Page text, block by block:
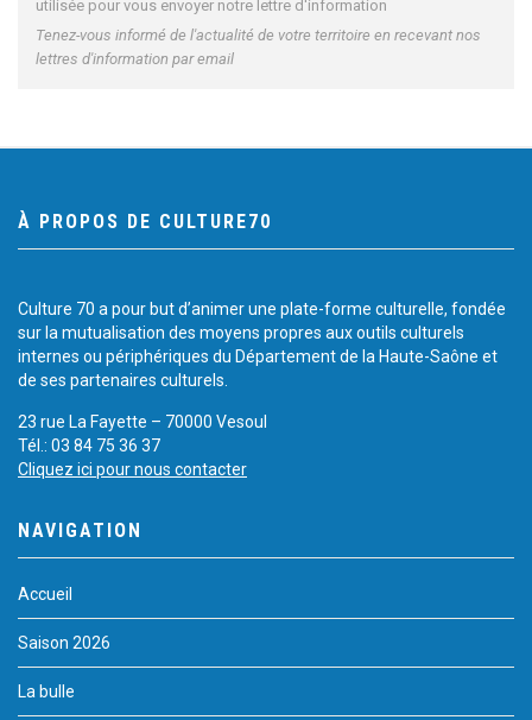
utilisée pour vous envoyer notre lettre d'information
Tenez-vous informé de l'actualité de votre territoire en recevant nos
lettres d'information par email
À PROPOS DE CULTURE70
Culture 70 a pour but d’animer une plate-forme culturelle, fondée
sur la mutualisation des moyens propres aux outils culturels
internes ou périphériques du Département de la Haute-Saône et
de ses partenaires culturels.
23 rue La Fayette – 70000 Vesoul
Tél.: 03 84 75 36 37
Cliquez ici pour nous contacter
NAVIGATION
Accueil
Saison 2026
La bulle